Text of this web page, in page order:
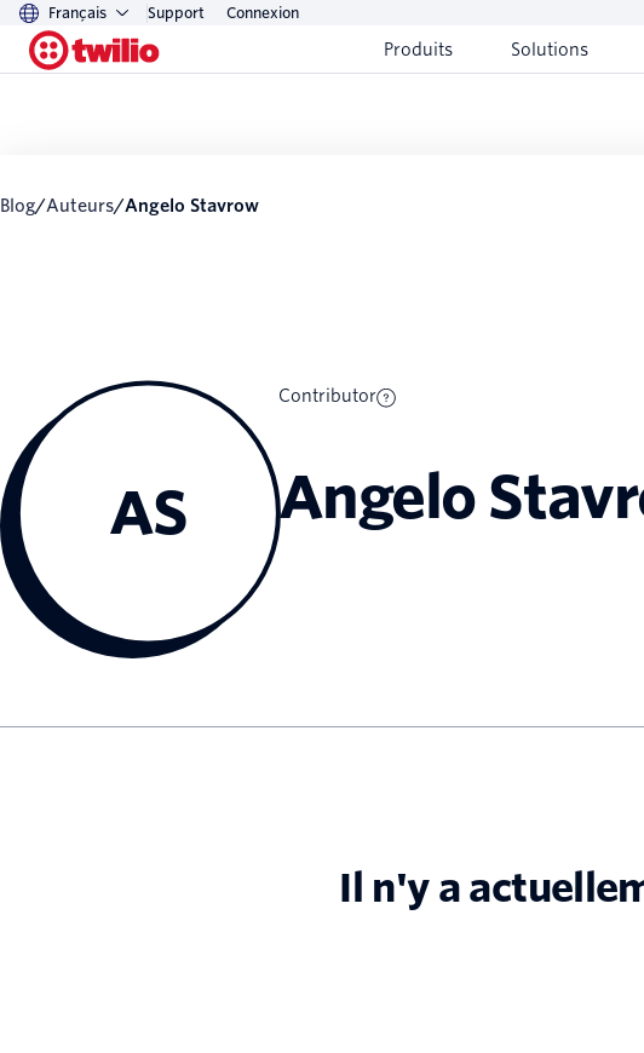
Français Support Connexion
Produits Solutions
Blog/ Auteurs/ Angelo Stavrow
AS
Contributor
Angelo
Il n'y a